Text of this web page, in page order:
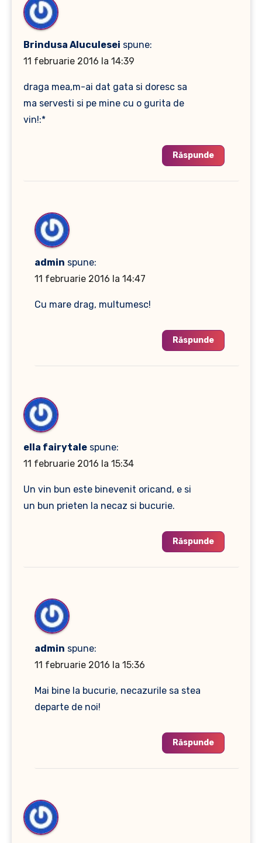
Brindusa Aluculesei spune:
11 februarie 2016 la 14:39
draga mea,m-ai dat gata si doresc sa
ma servesti si pe mine cu o gurita de
vin!:*
Răspunde
admin spune:
11 februarie 2016 la 14:47
Cu mare drag, multumesc!
Răspunde
ella fairytale spune:
11 februarie 2016 la 15:34
Un vin bun este binevenit oricand, e si
un bun prieten la necaz si bucurie.
Răspunde
admin spune:
11 februarie 2016 la 15:36
Mai bine la bucurie, necazurile sa stea
departe de noi!
Răspunde